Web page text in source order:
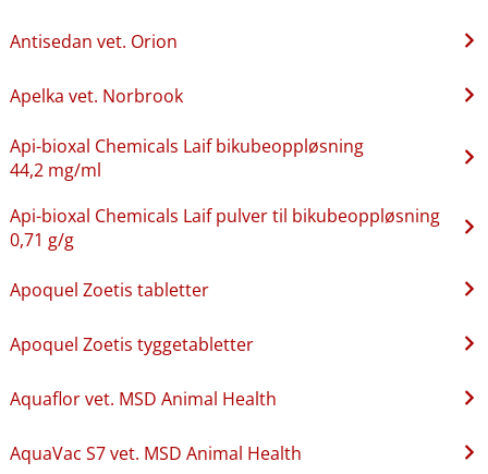
Antisedan vet. Orion
Apelka vet. Norbrook
Api-bioxal Chemicals Laif bikubeoppløsning
44,2 mg/ml
Api-bioxal Chemicals Laif pulver til bikubeoppløsning
0,71 g/g
Apoquel Zoetis tabletter
Apoquel Zoetis tyggetabletter
Aquaflor vet. MSD Animal Health
AquaVac S7 vet. MSD Animal Health